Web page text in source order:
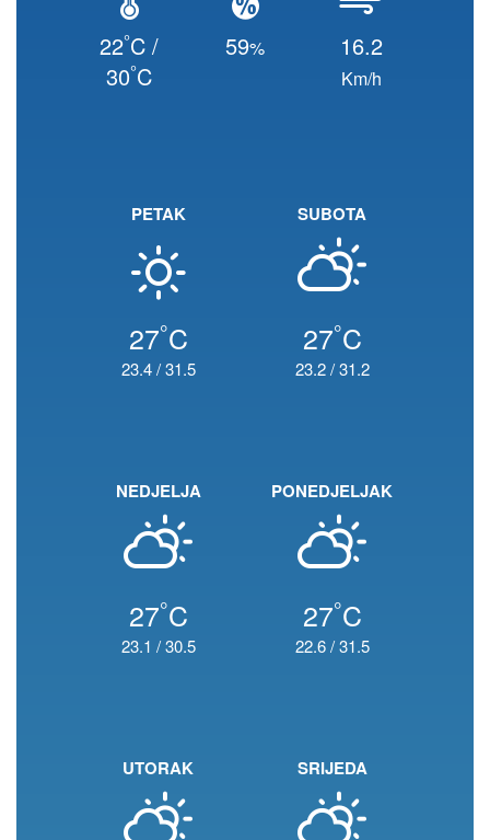
22°C /
30°C
59% 16.2
Km/h
PETAK
27°C
23.4/31.5
SUBOTA
27°C
23.2/31.2
NEDJELJA
27°C
23.1 /30.5
PONEDJELJAK
27°C
22.6/31.5
UTORAK SRIJEDA